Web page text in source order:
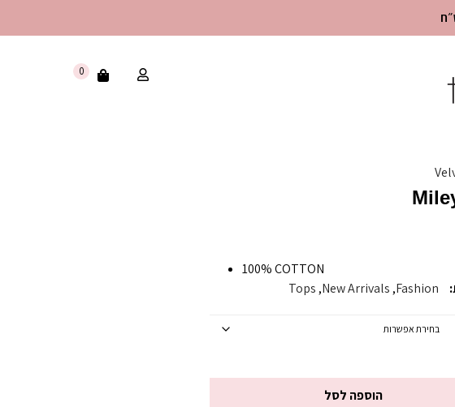
0
100% COTTON
Fashion
,
New Arrivals
,
Tops
הוספה לסל